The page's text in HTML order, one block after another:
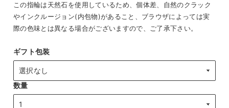
この指輪は天然石を使用しているため、個体差、自然のクラック
やインクルージョン(内包物)があること、ブラウザによっては実
際の色味とは異なる場合がございますので、ご了承下さい。
ギフト包装
数量